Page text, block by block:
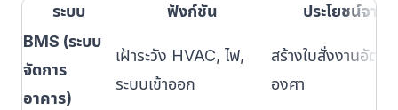
ระบบ ฟังก์ชัน
ประโยชน์จาก
BMS (ระบบ
จัดการ
อาคาร)
เฝ้าระวัง HVAC, ไฟ,
ระบบเข้าออก
สร้างใบสั่งงานอัต
องศา